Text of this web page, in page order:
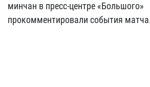
минчан в пресс-центре «Большого»
прокомментировали события